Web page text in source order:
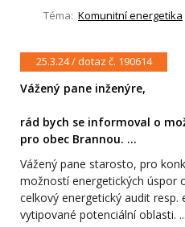
Téma: Komunitní energetika
25.3.24 / dotaz č. 190614
Vážený pane inženýre,
rád bych se informoval o
pro obec Brannou. ...
Vážený pane starosto, pro
možností energetických úspor
celkový energetický audit resp.
vytipované potenciální oblasti. ...